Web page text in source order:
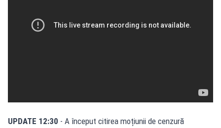
UPDATE 12:30 - A început citirea moțiunii de cenzură